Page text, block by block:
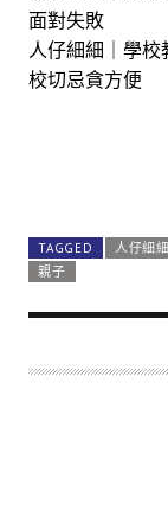
面對失敗
人仔細細｜學
校切忌貪方便
TAGGED 人仔細細
親子